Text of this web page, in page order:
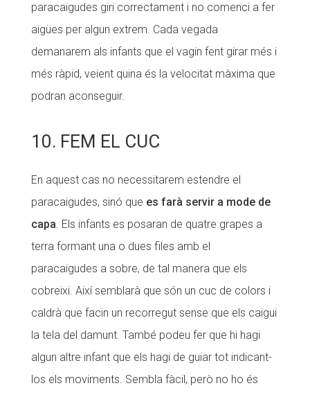
paracaigudes giri correctament i no comenci a fer
aigües per algun extrem. Cada vegada
demanarem als infants que el vagin fent girar més i
més ràpid, veient quina és la velocitat màxima que
podran aconseguir.
10. FEM EL CUC
En aquest cas no necessitarem estendre el
paracaigudes, sinó que es farà servir a mode de
capa. Els infants es posaran de quatre grapes a
terra formant una o dues files amb el
paracaigudes a sobre, de tal manera que els
cobreixi. Així semblarà que són un cuc de colors i
caldrà que facin un recorregut sense que els caigui
la tela del damunt. També podeu fer que hi hagi
algun altre infant que els hagi de guiar tot indicant-
los els moviments. Sembla fàcil, però no ho és